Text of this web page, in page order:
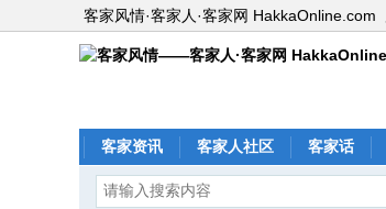
客家风情·客家人·客家网 HakkaOnline.com
客家资讯 客家人社区 客家话